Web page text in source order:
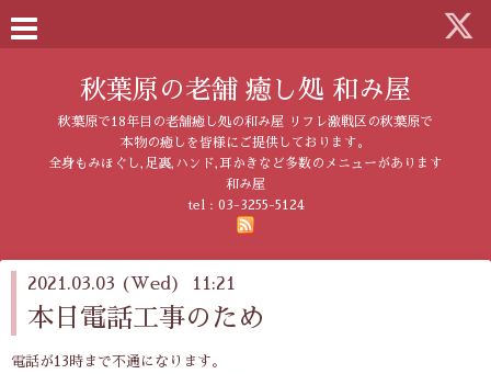
秋葉原の老舗 癒し処 和み屋
秋葉原で18年目の老舗癒し処の和み屋 リフレ激戦区の秋葉原で
本物の癒しを皆様にご提供しております。
全身もみほぐし,足裏,ハンド,耳かきなど多数のメニューがあります
和み屋
tel : 03-3255-5124
2021.03.03 (Wed) 11:21
本日電話工事のため
電話が13時まで不通になります。